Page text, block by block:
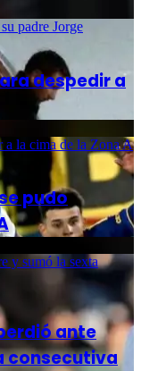
padre Jorge
despedir a
a la cima de la Zona A
pudo
y sumó la sexta
ante
consecutiva